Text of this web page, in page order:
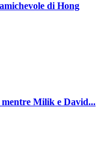
di Hong
mentre Milik e David...